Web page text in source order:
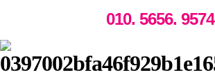
010. 5656. 9574